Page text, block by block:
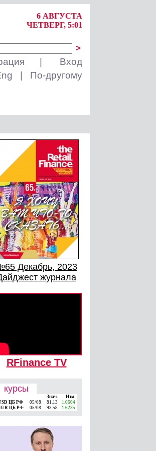
6 АВГУСТА
ЧЕТВЕРГ, 5:01
>
Вход
По-другому
Декабрь, 2023
журнала
RFinance TV
курсы
Знач.
Изм.
ЦБ РФ
05/08 81.13
1.0604
ЦБ РФ
05/08 93.58 1.6235